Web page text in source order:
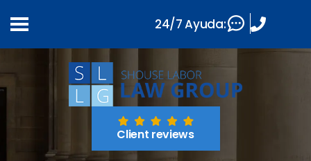
Client reviews
24/7 Ayuda: